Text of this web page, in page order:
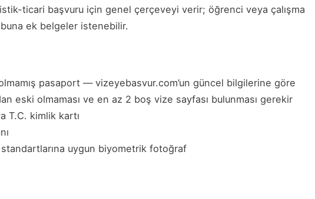
ticari başvuru için genel çerçeveyi verir; öğrenci veya çalışma
ek belgeler istenebilir.
pasaport — vizeyebasvur.com’un güncel bilgilerine göre
eski olmaması ve en az 2 boş vize sayfası bulunması gerekir
T.C. kimlik kartı
uygun biyometrik fotoğraf